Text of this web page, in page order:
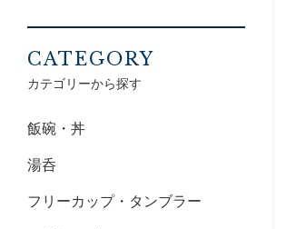
CATEGORY
カテゴリーから探す
飯碗・丼
湯呑
フリーカップ・タンブラー